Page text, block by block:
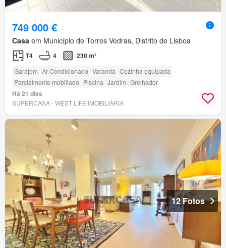
749 000 €
Casa em Município de Torres Vedras, Distrito de Lisboa
T4 4 230 m²
Garajem Ar Condicionado Varanda Cozinha equipada
Parcialmente mobiliado Piscina Jardim Grelhador
Há 21 dias
SUPERCASA - WEST LIFE IMOBILIÁRIA
12 Fotos